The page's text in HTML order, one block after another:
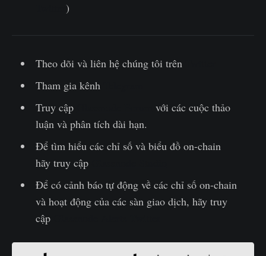
)
Theo dõi và liên hệ chúng tôi trên
Tham gia kênh
Truy cập
với các cuộc thảo
luận và phân tích dài hạn.
Để tìm hiểu các chỉ số và biểu đồ on-chain
hãy truy cập
Để có cảnh báo tự động về các chỉ số on-chain
và hoạt động của các sàn giao dịch, hãy truy
cập